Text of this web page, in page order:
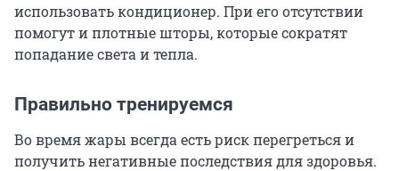
использовать кондиционер. При его отсутствии
помогут и плотные шторы, которые сократят
попадание света и тепла.
Правильно тренируемся
Во время жары всегда есть риск перегреться и
получить негативные последствия для здоровья.